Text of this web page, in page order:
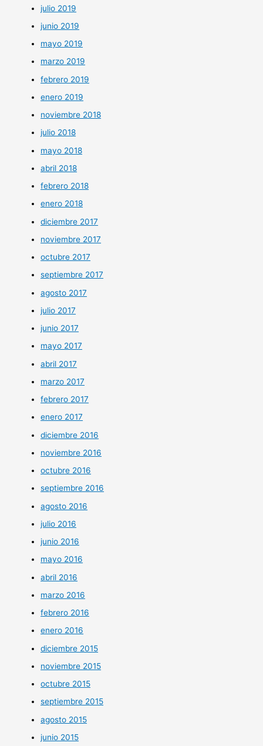
julio 2019
junio 2019
mayo 2019
marzo 2019
febrero 2019
enero 2019
noviembre 2018
julio 2018
mayo 2018
abril 2018
febrero 2018
enero 2018
diciembre 2017
noviembre 2017
octubre 2017
septiembre 2017
agosto 2017
julio 2017
junio 2017
mayo 2017
abril 2017
marzo 2017
febrero 2017
enero 2017
diciembre 2016
noviembre 2016
octubre 2016
septiembre 2016
agosto 2016
julio 2016
junio 2016
mayo 2016
abril 2016
marzo 2016
febrero 2016
enero 2016
diciembre 2015
noviembre 2015
octubre 2015
septiembre 2015
agosto 2015
junio 2015